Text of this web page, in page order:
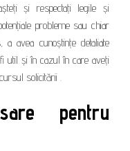
și respectați legile și
probleme sau chiar
avea cunoștințe detaliate
util și în cazul în care aveți
solicitării .
pentru